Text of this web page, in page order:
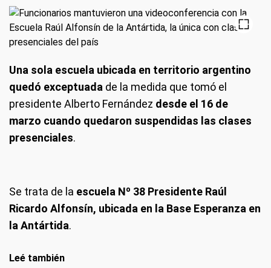
Una sola escuela ubicada en territorio argentino
quedó exceptuada de la medida que tomó el
presidente Alberto Fernández desde el 16 de
marzo cuando quedaron suspendidas las clases
presenciales.
Se trata de la escuela Nº 38 Presidente Raúl
Ricardo Alfonsín, ubicada en la Base Esperanza en
la Antártida.
Leé también